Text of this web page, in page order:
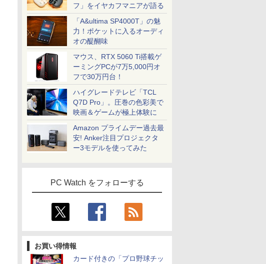
フ」をイヤカフマニアが語る
「A&ultima SP4000T」の魅
力！ポケットに入るオーディ
オの醍醐味
マウス、RTX 5060 Ti搭載ゲ
ーミングPCが7万5,000円オ
フで30万円台！
ハイグレードテレビ「TCL
Q7D Pro」。圧巻の色彩美で
映画＆ゲームが極上体験に
Amazon プライムデー過去最
安! Anker注目プロジェクタ
ー3モデルを使ってみた
PC Watch をフォローする
お買い得情報
カード付きの「プロ野球チッ